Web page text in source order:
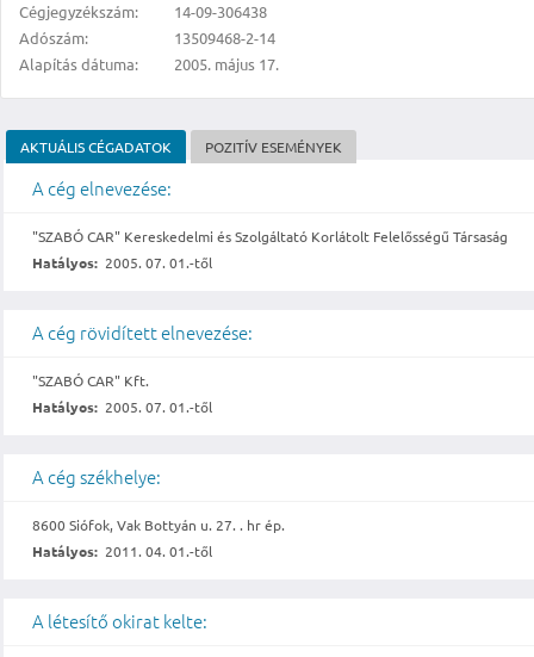
Cégjegyzékszám:
14-09-306438
Adószám:
13509468-2-14
Alapítás dátuma:
2005. május 17.
AKTUÁLIS CÉGADATOK POZITÍV ESEMÉNYEK
A cég elnevezése:
"SZABÓ CAR" Kereskedelmi és Szolgáltató Korlátolt Felelősségű Társaság
Hatályos: 2005. 07. 01.-től
A cég rövidített elnevezése:
"SZABÓ CAR" Kft.
Hatályos: 2005. 07. 01.-től
A cég székhelye:
8600 Siófok, Vak Bottyán u. 27. . hr ép.
Hatályos: 2011. 04. 01.-től
A létesítő okirat kelte: